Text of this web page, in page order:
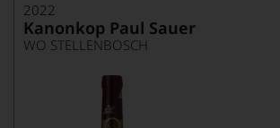
2022
Kanonkop Paul Sauer
WO STELLENBOSCH